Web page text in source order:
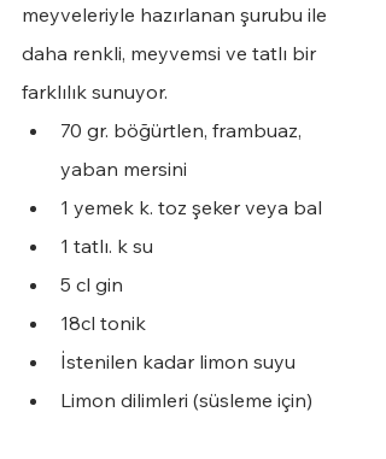
meyveleriyle hazırlanan şurubu ile
daha renkli, meyvemsi ve tatlı bir
farklılık sunuyor.
70 gr. böğürtlen, frambuaz,
yaban mersini
1 yemek k. toz şeker veya bal
1 tatlı. k su
5 cl gin
18cl tonik
İstenilen kadar limon suyu
Limon dilimleri (süsleme için)